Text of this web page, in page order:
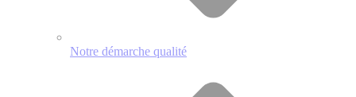
Notre démarche qualité